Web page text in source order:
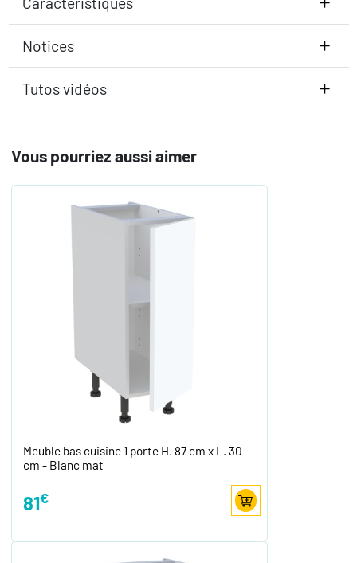
Notices
Tutos vidéos
Vous pourriez aussi aimer
Meuble bas cuisine 1 porte H. 87 cm x L. 30
cm - Blanc mat
81€